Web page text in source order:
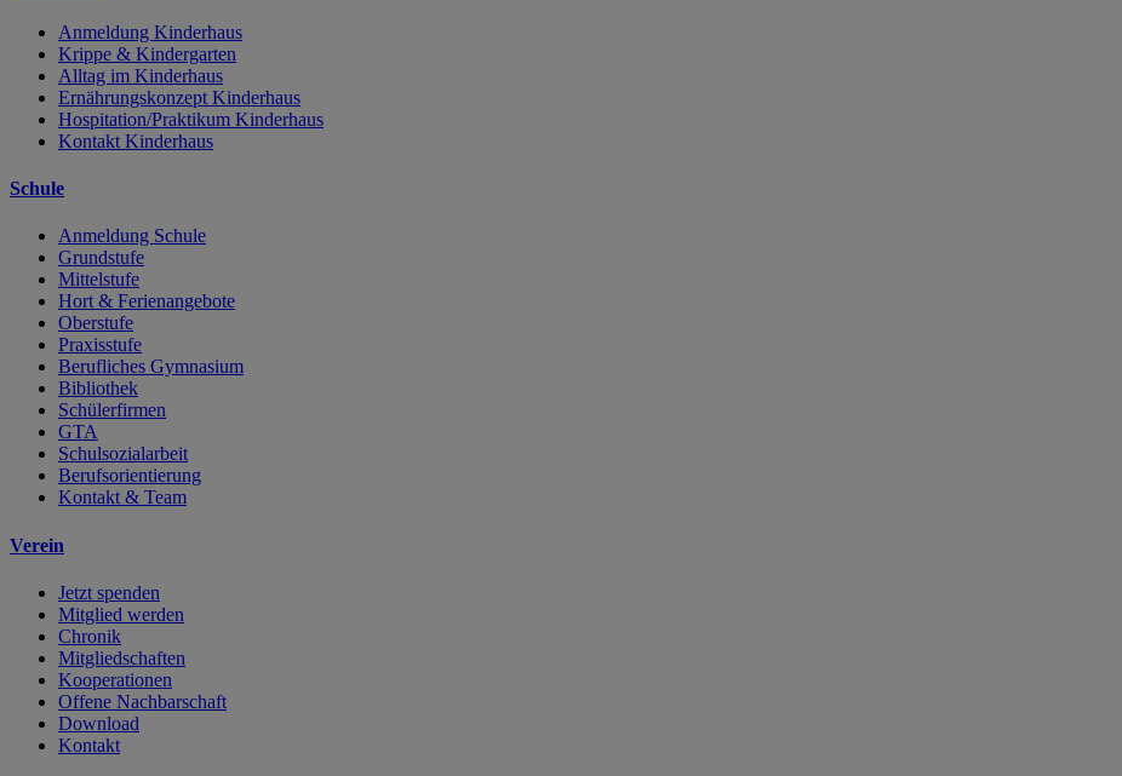
Anmeldung Kinderhaus
Krippe & Kindergarten
Alltag im Kinderhaus
Ernährungskonzept Kinderhaus
Hospitation/Praktikum Kinderhaus
Kontakt Kinderhaus
Schule
Anmeldung Schule
Grundstufe
Mittelstufe
Hort & Ferienangebote
Oberstufe
Praxisstufe
Berufliches Gymnasium
Bibliothek
Schülerfirmen
GTA
Schulsozialarbeit
Berufsorientierung
Kontakt & Team
Verein
Jetzt spenden
Mitglied werden
Chronik
Mitgliedschaften
Kooperationen
Offene Nachbarschaft
Download
Kontakt